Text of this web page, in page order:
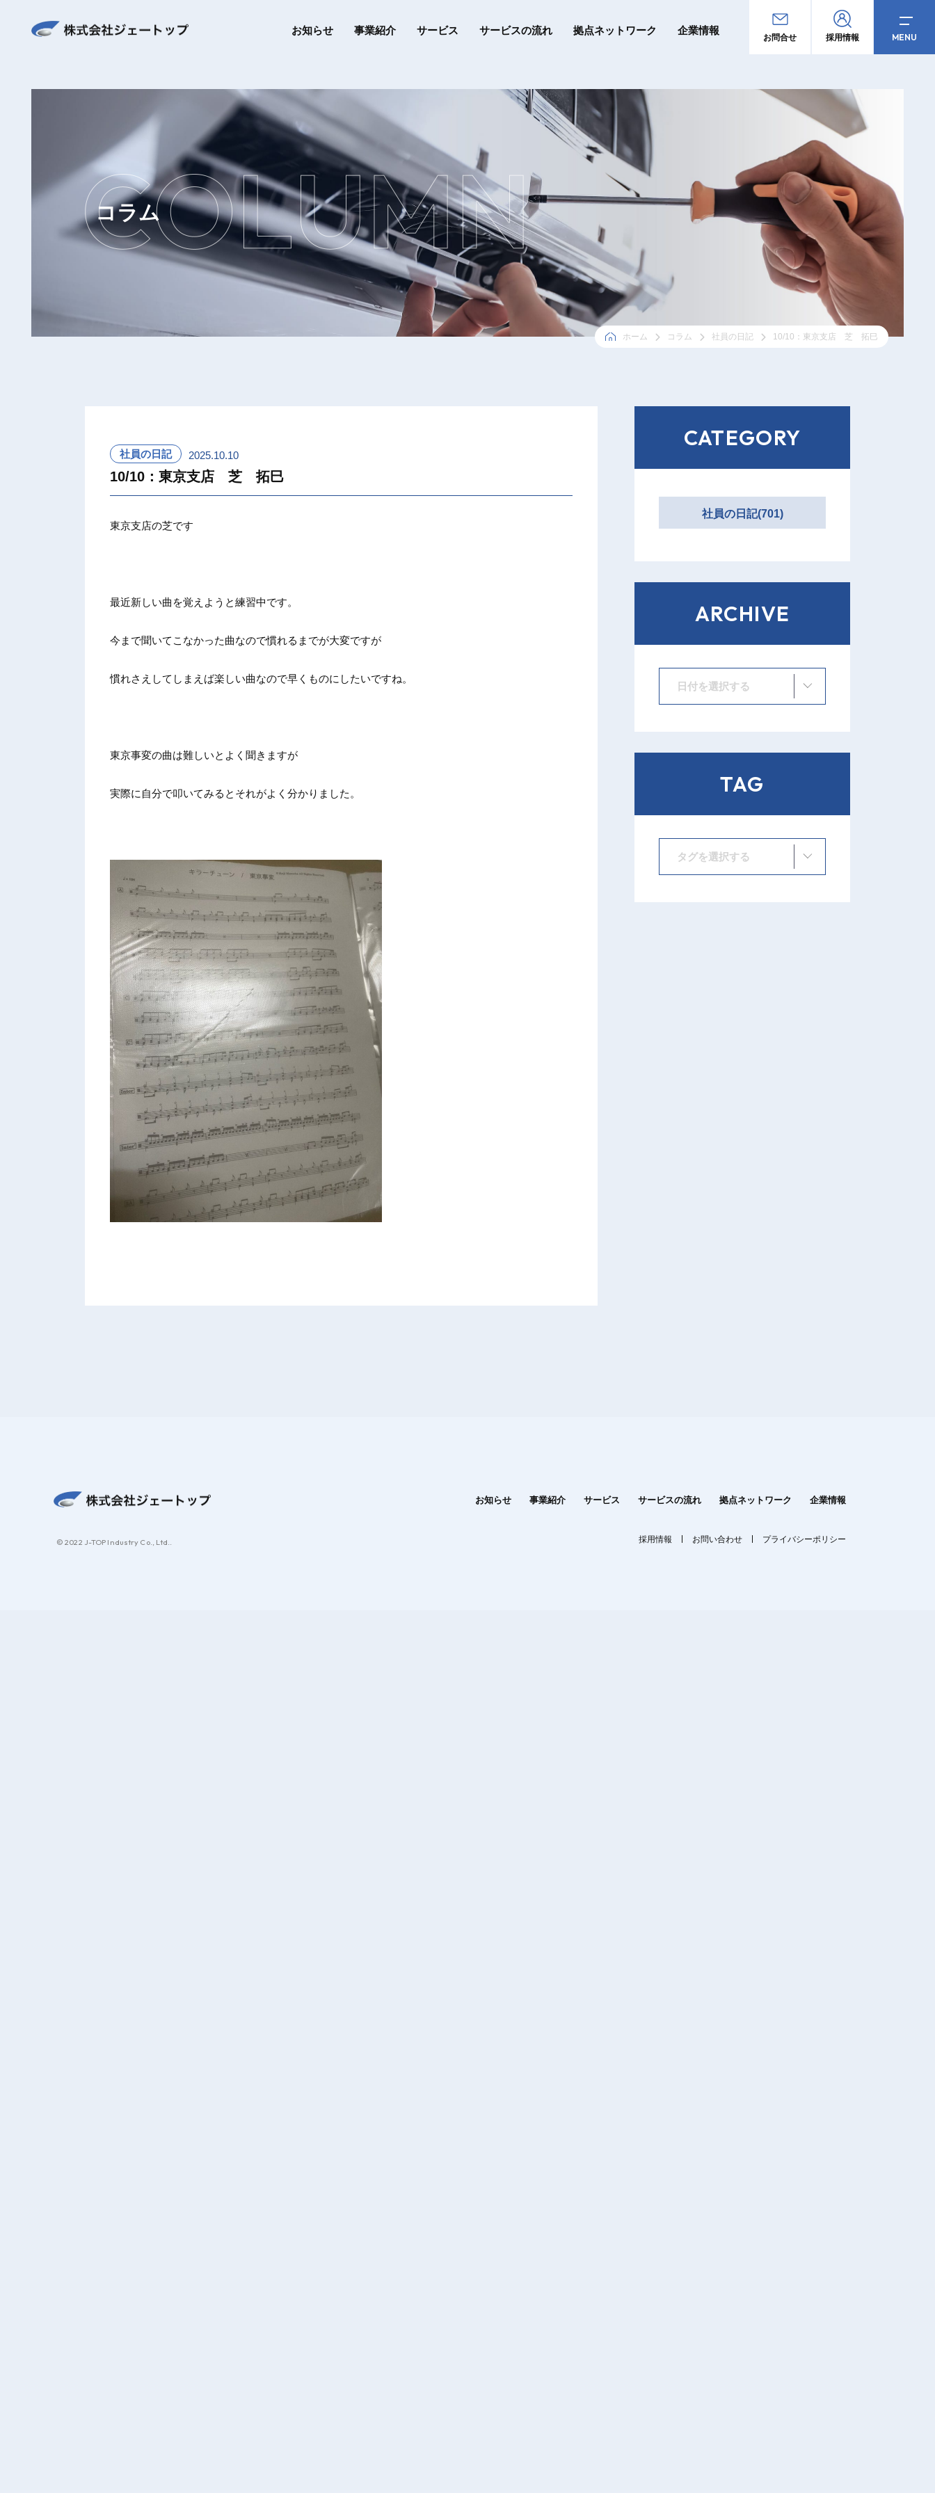
お知らせ 事業紹介 サービス サービスの流れ 拠点ネットワーク 企業情報
お問合せ 採用情報 MENU
コラム
ホーム コラム 社員の日記 10/10：東京支店 芝 拓巳
社員の日記 2025.10.10
10/10：東京支店 芝 拓巳
東京支店の芝です
最近新しい曲を覚えようと練習中です。
今まで聞いてこなかった曲なので慣れるまでが大変ですが
慣れさえしてしまえば楽しい曲なので早くものにしたいですね。
東京事変の曲は難しいとよく聞きますが
実際に自分で叩いてみるとそれがよく分かりました。
CATEGORY
社員の日記(701)
ARCHIVE
日付を選択する
TAG
タグを選択する
お知らせ 事業紹介 サービス サービスの流れ 拠点ネットワーク 企業情報
採用情報 お問い合わせ プライバシーポリシー
© 2022 J-TOP Industry Co., Ltd..